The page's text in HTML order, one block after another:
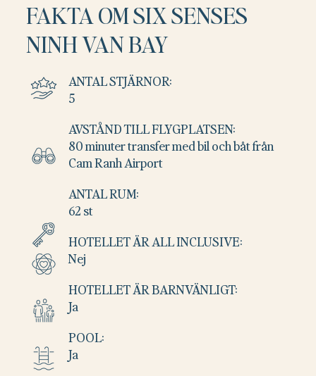
POOL:
Ja
HOTELLET ÄR BARNVÄNLIGT:
Ja
HOTELLET ÄR ALL INCLUSIVE:
Nej
ANTAL RUM:
62 st
AVSTÅND TILL FLYGPLATSEN:
80 minuter transfer med bil och båt från
Cam Ranh Airport
ANTAL STJÄRNOR:
5
FAKTA OM SIX SENSES
NINH VAN BAY